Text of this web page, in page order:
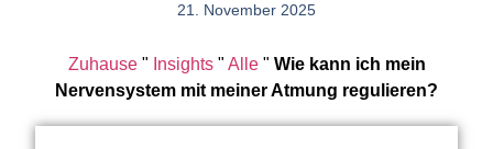
21. November 2025
Zuhause" Insights" Alle" Wie kann ich mein
Nervensystem mit meiner Atmung regulieren?